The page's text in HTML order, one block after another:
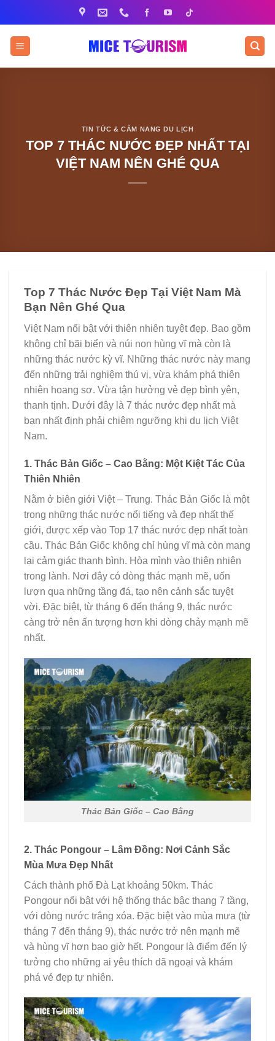
qua
nội
dung
TIN TỨC & CẨM NANG DU LỊCH
TOP 7 THÁC NƯỚC ĐẸP NHẤT TẠI
VIỆT NAM NÊN GHÉ QUA
Top 7 Thác Nước Đẹp Tại Việt Nam Mà
Bạn Nên Ghé Qua
Việt Nam nổi bật với thiên nhiên tuyệt đẹp. Bao gồm
không chỉ bãi biển và núi non hùng vĩ mà còn là
những thác nước kỳ vĩ. Những thác nước này mang
đến những trải nghiệm thú vị, vừa khám phá thiên
nhiên hoang sơ. Vừa tận hưởng vẻ đẹp bình yên,
thanh tịnh. Dưới đây là 7 thác nước đẹp nhất mà
bạn nhất định phải chiêm ngưỡng khi du lịch Việt
Nam.
1. Thác Bản Giốc – Cao Bằng: Một Kiệt Tác Của
Thiên Nhiên
Nằm ở biên giới Việt – Trung. Thác Bản Giốc là một
trong những thác nước nổi tiếng và đẹp nhất thế
giới, được xếp vào Top 17 thác nước đẹp nhất toàn
cầu. Thác Bản Giốc không chỉ hùng vĩ mà còn mang
lại cảm giác thanh bình. Hòa mình vào thiên nhiên
trong lành. Nơi đây có dòng thác mạnh mẽ, uốn
lượn qua những tầng đá, tạo nên cảnh sắc tuyệt
vời. Đặc biệt, từ tháng 6 đến tháng 9, thác nước
càng trở nên ấn tượng hơn khi dòng chảy mạnh mẽ
nhất.
Thác Bản Giốc – Cao Bằng
2. Thác Pongour – Lâm Đồng: Nơi Cảnh Sắc
Mùa Mưa Đẹp Nhất
Cách thành phố Đà Lạt khoảng 50km. Thác
Pongour nổi bật với hệ thống thác bậc thang 7 tầng,
với dòng nước trắng xóa. Đặc biệt vào mùa mưa (từ
tháng 7 đến tháng 9), thác nước trở nên mạnh mẽ
và hùng vĩ hơn bao giờ hết. Pongour là điểm đến lý
tưởng cho những ai yêu thích dã ngoại và khám
phá vẻ đẹp tự nhiên.